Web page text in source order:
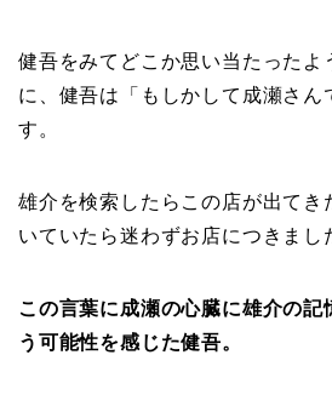
健吾をみてどこか思い当たったよ
に、健吾は「もしかして成瀬さん
す。
雄介を検索したらこの店が出てき
いていたら迷わずお店につきまし
この言葉に成瀬の心臓に雄介の記
う可能性を感じた健吾。